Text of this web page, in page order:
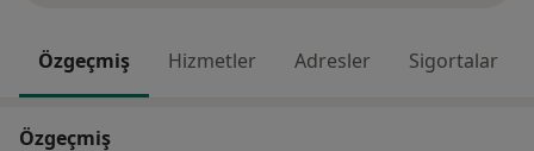
Özgeçmiş Hizmetler Adresler Sigortalar
Özgeçmiş